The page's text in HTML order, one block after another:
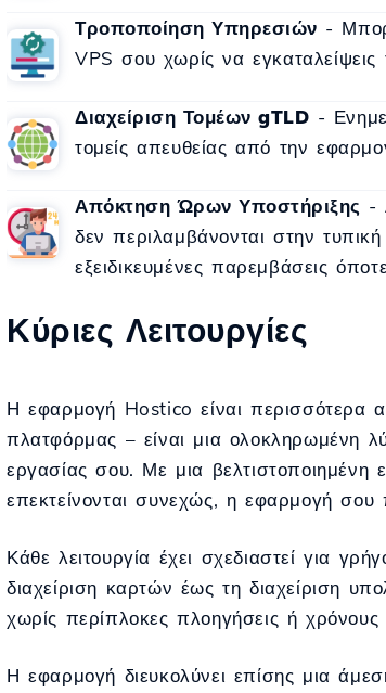
Τροποποίηση Υπηρεσιών -
VPS σου χωρίς να
Διαχείριση Τομέων gTLD -
τομείς απευθείας από την
Απόκτηση Ώρων Υποστήριξης -
δεν περιλαμβάνονται στην
εξειδικευμένες παρεμβάσεις
Κύριες Λειτουργίες
Η εφαρμογή Hostico είναι περισσότερα
πλατφόρμας – είναι μια ολοκληρωμένη
εργασίας σου. Με μια βελτιστοποιημένη
επεκτείνονται συνεχώς, η εφαρμογή
Κάθε λειτουργία έχει σχεδιαστεί για
διαχείριση καρτών έως τη διαχείριση
χωρίς περίπλοκες πλοηγήσεις ή χρόνους
Η εφαρμογή διευκολύνει επίσης μια